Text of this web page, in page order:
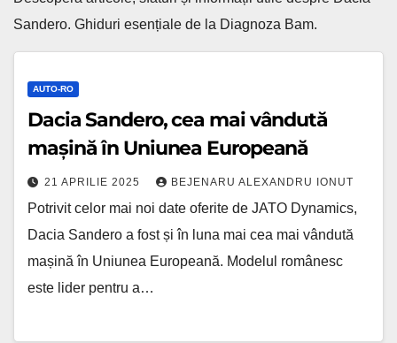
Sandero. Ghiduri esențiale de la Diagnoza Bam.
AUTO-RO
Dacia Sandero, cea mai vândută
mașină în Uniunea Europeană
21 APRILIE 2025 BEJENARU ALEXANDRU IONUT
Potrivit celor mai noi date oferite de JATO Dynamics,
Dacia Sandero a fost și în luna mai cea mai vândută
mașină în Uniunea Europeană. Modelul românesc
este lider pentru a…